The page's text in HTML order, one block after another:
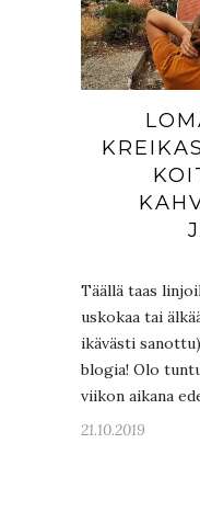
Täällä taas
uskokaa tai
ikävästi
blogia! Olo
viikon aikana
21.10.2019